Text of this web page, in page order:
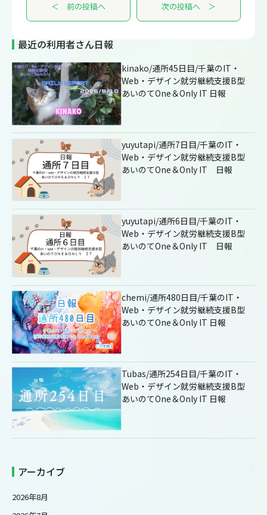
＜ 前の投稿へ 次の投稿へ ＞
最近の利用者さん日報
kinako/通所45日目/千葉のIT・
Web・デザイン就労継続支援B型
あいのてOne＆Only IT 日報
yuyutapi/通所7日目/千葉のIT・
Web・デザイン就労継続支援B型
あいのてOne＆Only IT 日報
yuyutapi/通所6日目/千葉のIT・
Web・デザイン就労継続支援B型
あいのてOne＆Only IT 日報
chemi/通所480日目/千葉のIT・
Web・デザイン就労継続支援B型
あいのてOne＆Only IT 日報
Tubas/通所254日目/千葉のIT・
Web・デザイン就労継続支援B型
あいのてOne＆Only IT 日報
アーカイブ
2026年8月